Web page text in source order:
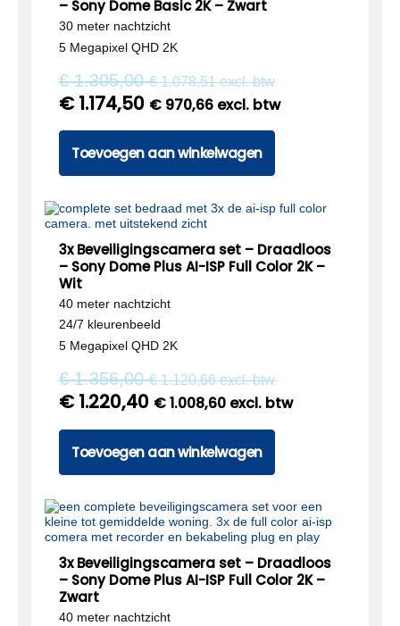
– Sony Dome Basic 2K – Zwart
30 meter nachtzicht
5 Megapixel QHD 2K
€1.305,00 €1.078,51excl. btw
€1.174,50 € 970,66 excl. btw
Toevoegen aan winkelwagen
3x Beveiligingscamera set – Draadloos
– Sony Dome Plus AI-ISP Full Color 2K –
Wit
40 meter nachtzicht
24/7 kleurenbeeld
5 Megapixel QHD 2K
€1.356,00 €1.120,66excl. btw
€1.220,40 €1.008,60 excl. btw
Toevoegen aan winkelwagen
3x Beveiligingscamera set – Draadloos
– Sony Dome Plus AI-ISP Full Color 2K –
Zwart
40 meter nachtzicht